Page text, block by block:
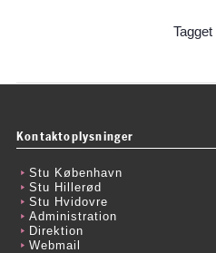
Tagget
Kontaktoplysninger
Stu København
Stu Hillerød
Stu Hvidovre
Administration
Direktion
Webmail